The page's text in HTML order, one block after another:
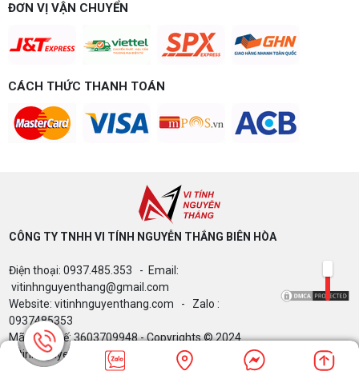
ĐƠN VỊ VẬN CHUYỂN
CÁCH THỨC THANH TOÁN
CÔNG TY TNHH VI TÍNH NGUYỄN THẮNG BIÊN HÒA​
Điện thoại: 0937.485.353 - Email:
vitinhnguyenthang@gmail.com
Website: vitinhnguyenthang.com - Zalo :
0937485353
Mã Số Thuế: 3603709948 - Copyrights © 2024
Vitinhnguyenthang.com. All Rights Reserved